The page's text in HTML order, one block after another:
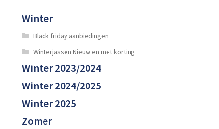
Winter
Black friday aanbiedingen
Winterjassen Nieuw en met korting
Winter 2023/2024
Winter 2024/2025
Winter 2025
Zomer